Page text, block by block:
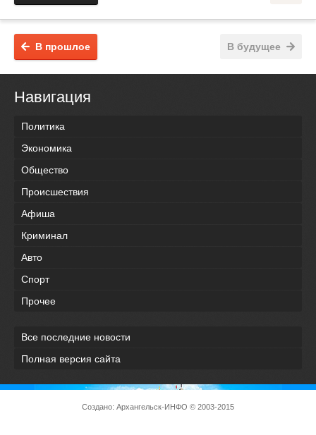
В будущее
В прошлое
Навигация
Политика
Экономика
Общество
Происшествия
Афиша
Криминал
Авто
Спорт
Прочее
Все последние новости
Полная версия сайта
Создано: Архангельск-ИНФО © 2003-2015